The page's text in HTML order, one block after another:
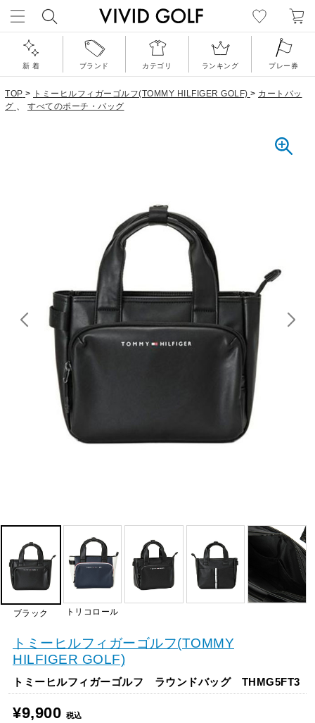
新 着 ブランド カテゴリ ランキング プレー券
TOP > トミーヒルフィガーゴルフ(TOMMY HILFIGER GOLF) > カートバッ
グ 、 すべてのポーチ・バッグ
ブラック トリコロール
トミーヒルフィガーゴルフ(TOMMY
HILFIGER GOLF)
トミーヒルフィガーゴルフ ラウンドバッグ THMG5FT3
¥9,900 税込